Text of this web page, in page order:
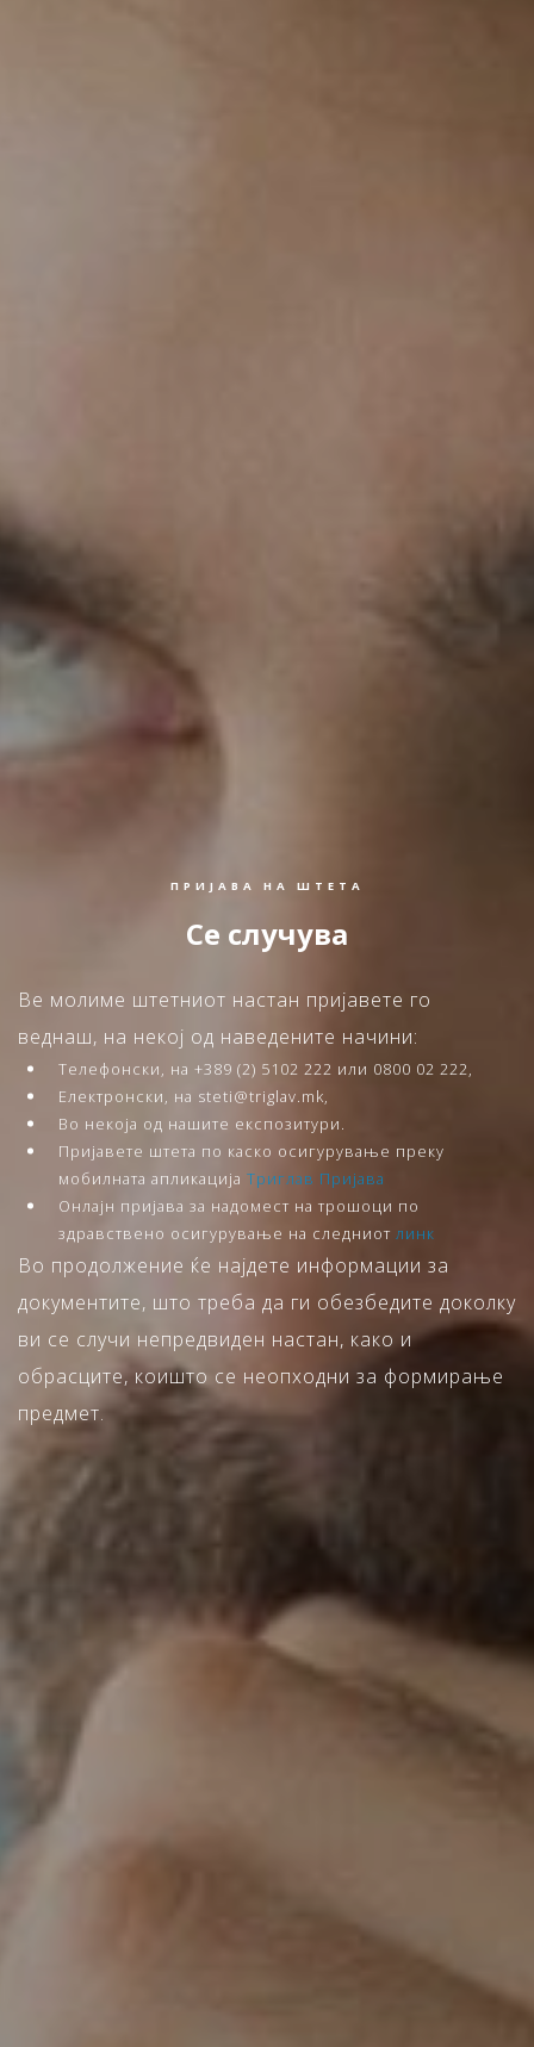
ПРИЈАВА НА ШТЕТА
Се случува
Ве молиме штетниот настан пријавете го
веднаш, на некој од наведените начини:
Телефонски, на +389 (2) 5102 222 или 0800 02 222,
Електронски, на steti@triglav.mk,
Во некоја од нашите експозитури.
Пријавете штета по каско осигурување преку
мобилната апликација Триглав Пријава
Онлајн пријава за надомест на трошоци по
здравствено осигурување на следниот линк
Во продолжение ќе најдете информации за
документите, што треба да ги обезбедите доколку
ви се случи непредвиден настан, како и
обрасците, коишто се неопходни за формирање
предмет.